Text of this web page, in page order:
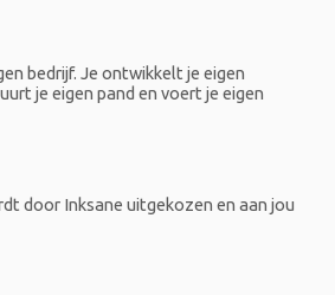
bedrijf. Je ontwikkelt je eigen
je eigen pand en voert je eigen
door Inksane uitgekozen en aan jou